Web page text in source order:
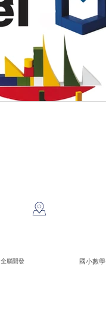
全腦開發 ​國小數學